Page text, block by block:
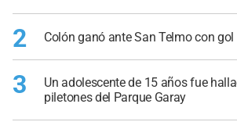
2 Colón ganó ante San Telmo con
3
Un adolescente de 15 años fue
piletones del Parque Garay